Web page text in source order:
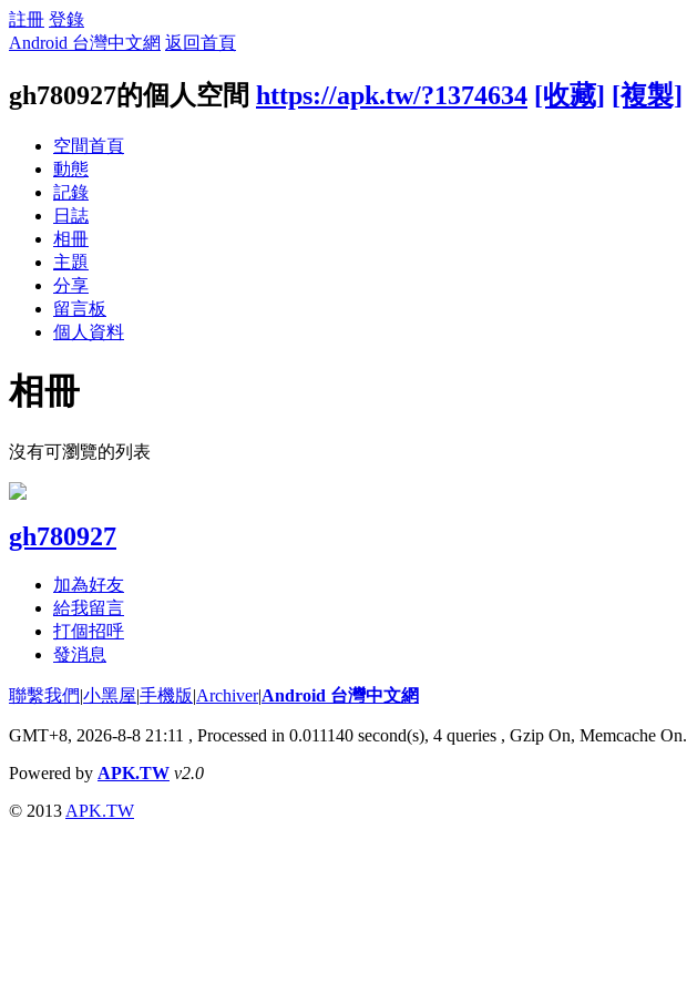
註冊 登錄
Android 台灣中文網 返回首頁
gh780927的個人空間 https://apk.tw/?1374634 [收藏] [複製]
空間首頁
動態
記錄
日誌
相冊
主題
分享
留言板
個人資料
相冊
沒有可瀏覽的列表
gh780927
加為好友
給我留言
打個招呼
發消息
聯繫我們|小黑屋|手機版|Archiver|Android 台灣中文網
GMT+8, 2026-8-8 21:11 , Processed in 0.011140 second(s), 4 queries , Gzip On, Memcache On.
Powered by APK.TW v2.0
© 2013 APK.TW